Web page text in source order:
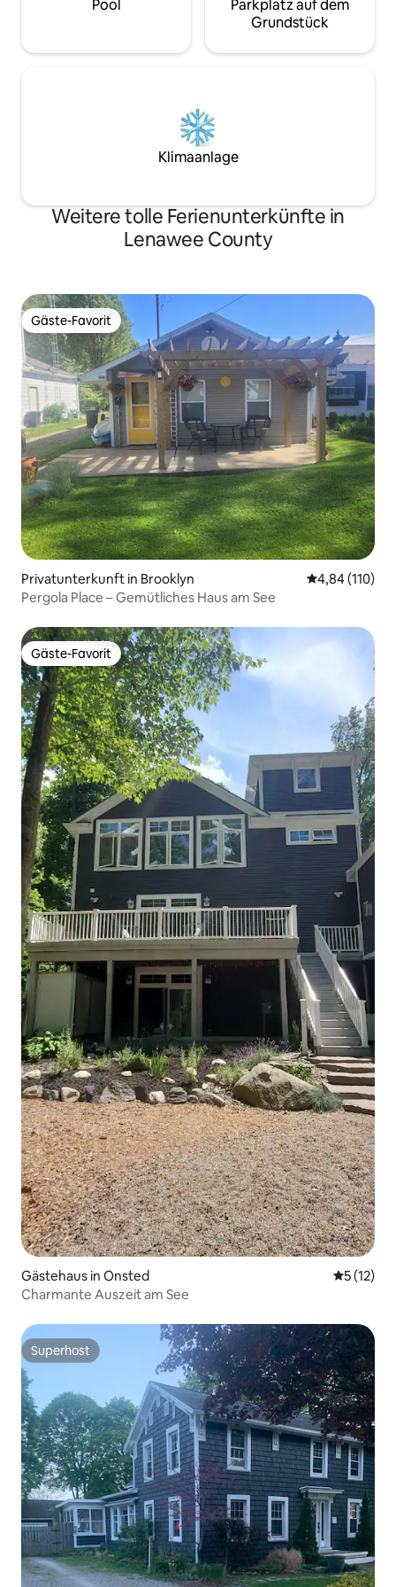
Pool
Parkplatz auf dem
Grundstück
Klimaanlage
Weitere tolle Ferienunterkünfte in
Lenawee County
Gäste-Favorit
Gäste-Favorit
Privatunterkunft in Brooklyn
4,84 (110)
Pergola Place – Gemütliches Haus am See
Gäste-Favorit
Gäste-Favorit
Gästehaus in Onsted
5 (12)
Charmante Auszeit am See
Superhost
Superhost